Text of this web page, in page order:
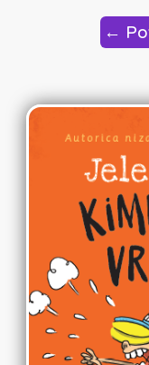
←